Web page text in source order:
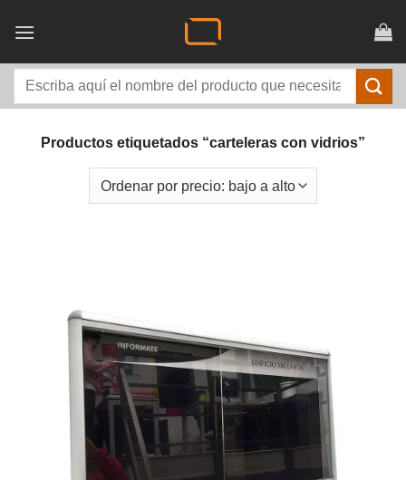
Buscar
Productos etiquetados “carteleras con vidrios”